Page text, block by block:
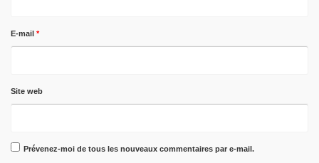
E-mail *
Site web
Prévenez-moi de tous les nouveaux commentaires par e-mail.